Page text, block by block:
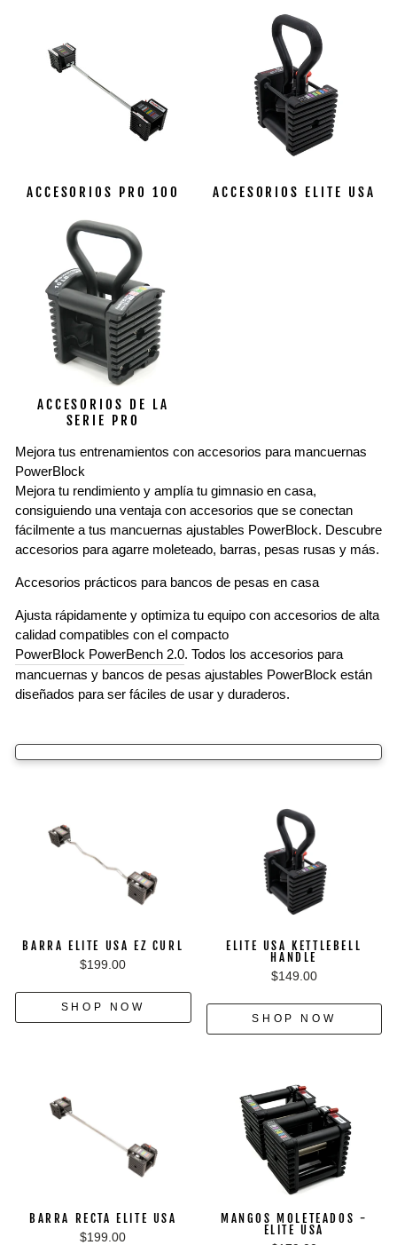
ACCESORIOS PRO 100 ACCESORIOS ELITE USA
ACCESORIOS DE LA
SERIE PRO
Mejora tus entrenamientos con accesorios para mancuernas
PowerBlock
Mejora tu rendimiento y amplía tu gimnasio en casa,
consiguiendo una ventaja con accesorios que se conectan
fácilmente a tus mancuernas ajustables PowerBlock. Descubre
accesorios para agarre moleteado, barras, pesas rusas y más.
Accesorios prácticos para bancos de pesas en casa
Ajusta rápidamente y optimiza tu equipo con accesorios de alta
calidad compatibles con el compacto
PowerBlock PowerBench 2.0. Todos los accesorios para
mancuernas y bancos de pesas ajustables PowerBlock están
diseñados para ser fáciles de usar y duraderos.
BARRA ELITE USA EZ CURL
$199.00
SHOP NOW
ELITE USA KETTLEBELL
HANDLE
$149.00
SHOP NOW
BARRA RECTA ELITE USA
$199.00
MANGOS MOLETEADOS -
ELITE USA